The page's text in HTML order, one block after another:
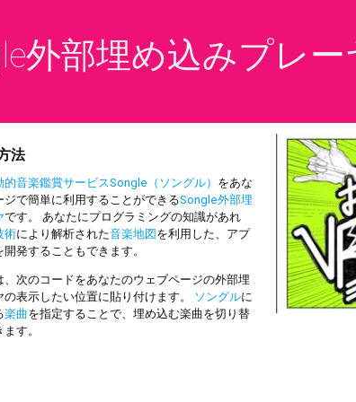
外部埋め込みプレー
法
的音楽鑑賞サービスSongle（ソングル） をあな
ジで簡単に利用することができるSongle外部埋
です。 あなたにプログラミングの知識があれ
術により解析された音楽地図を利用した、アプ
発することもできます。
次のコードをあなたのウェブページの外部埋
表示したい位置に貼り付けます。
ソングルに
楽曲を指定することで、埋め込む楽曲を切り替
す。